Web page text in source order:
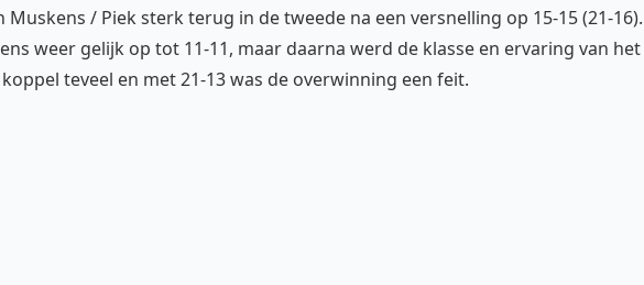
/ Piek sterk terug in de tweede na een versnelling op 15-15 (21-16).
weer gelijk op tot 11-11, maar daarna werd de klasse en ervaring van het
teveel en met 21-13 was de overwinning een feit.